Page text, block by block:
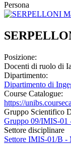
Persona
Posizione:
Docenti di ruolo di
Dipartimento:
Dipartimento di
Course Catalogue:
https://
Gruppo Scientifico
Gruppo 09/IMIS-01
Settore disciplinare
Settore IMIS-01/B -